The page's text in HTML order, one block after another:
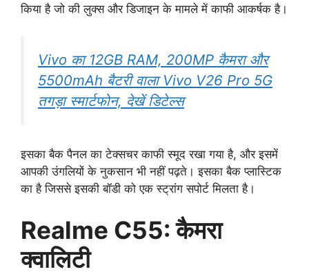
किया है जो की लुक्स और डिजाइन के मामले में काफी आकर्षक है।
Vivo का 12GB RAM, 200MP कैमरा और
5500mAh बैटरी वाला Vivo V26 Pro 5G
तगड़ा स्मार्टफोन, देखें डिटेल्स
इसका बैक पैनल का टेक्सचर काफी स्मूद रखा गया है, और इसमें
आपकी उंगलियों के नुकसान भी नहीं पढ़ते। इसका बैक प्लास्टिक
का है जिससे इसकी बॉडी को एक स्ट्रांग सपोर्ट मिलता है।
Realme C55: कैमरा
क्वालिटी